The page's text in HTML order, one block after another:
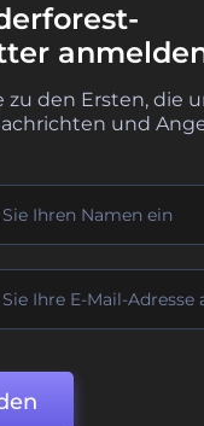
zu den Ersten, die
und